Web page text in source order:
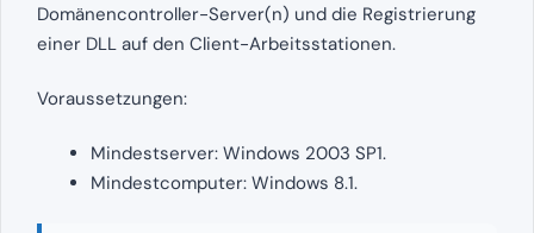
Domänencontroller-Server(n) und die Registrierung
einer DLL auf den Client-Arbeitsstationen.
Voraussetzungen:
Mindestserver: Windows 2003 SP1.
Mindestcomputer: Windows 8.1.